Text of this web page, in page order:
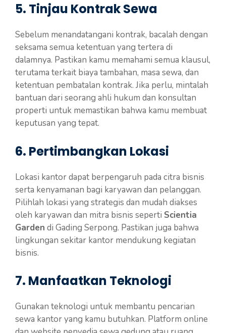
5. Tinjau Kontrak Sewa
Sebelum menandatangani kontrak, bacalah dengan
seksama semua ketentuan yang tertera di
dalamnya. Pastikan kamu memahami semua klausul,
terutama terkait biaya tambahan, masa sewa, dan
ketentuan pembatalan kontrak. Jika perlu, mintalah
bantuan dari seorang ahli hukum dan konsultan
properti untuk memastikan bahwa kamu membuat
keputusan yang tepat.
6. Pertimbangkan Lokasi
Lokasi kantor dapat berpengaruh pada citra bisnis
serta kenyamanan bagi karyawan dan pelanggan.
Pilihlah lokasi yang strategis dan mudah diakses
oleh karyawan dan mitra bisnis seperti Scientia
Garden di Gading Serpong. Pastikan juga bahwa
lingkungan sekitar kantor mendukung kegiatan
bisnis.
7. Manfaatkan Teknologi
Gunakan teknologi untuk membantu pencarian
sewa kantor yang kamu butuhkan. Platform online